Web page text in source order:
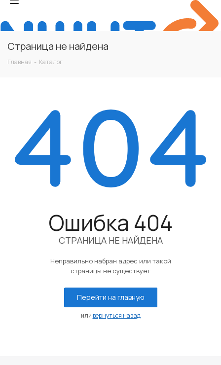
Страница не найдена
Главная - Каталог
Ошибка 404
СТРАНИЦА НЕ НАЙДЕНА
Неправильно набран адрес или такой
страницы не существует
Перейти на главную
или вернуться назад